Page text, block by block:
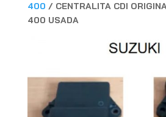
400 / CENTRALITA CDI
400 USADA